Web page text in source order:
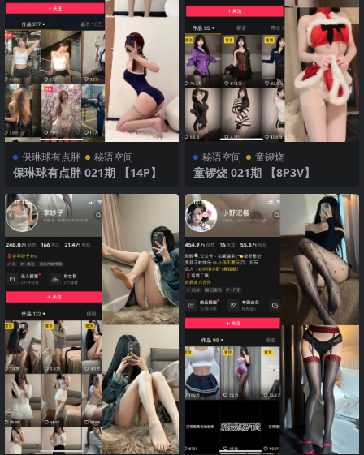
保琳球有点胖 秘语空间
保琳球有点胖 021期 【14P】
秘语空间 童锣烧
童锣烧 021期 【8P3V】